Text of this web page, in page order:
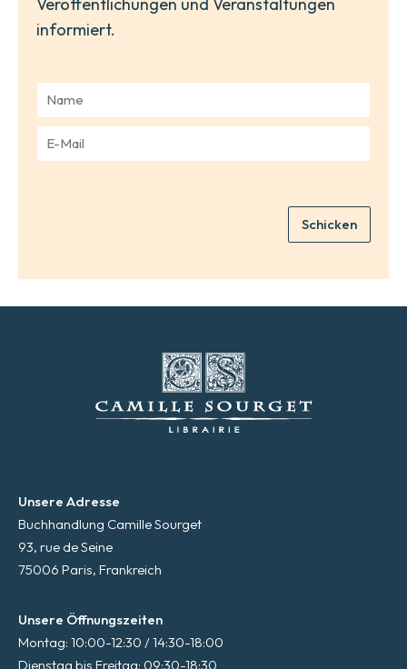
informiert.
m
*
Schicken
Unsere Adresse
Buchhandlung Camille Sourget
93, rue de Seine
75006 Paris, Frankreich
Unsere Öffnungszeiten
Montag: 10:00-12:30 / 14:30-18:00
Dienstag bis Freitag: 09:30-18:30